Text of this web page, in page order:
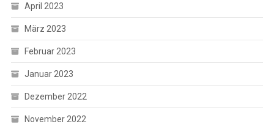
April 2023
März 2023
Februar 2023
Januar 2023
Dezember 2022
November 2022